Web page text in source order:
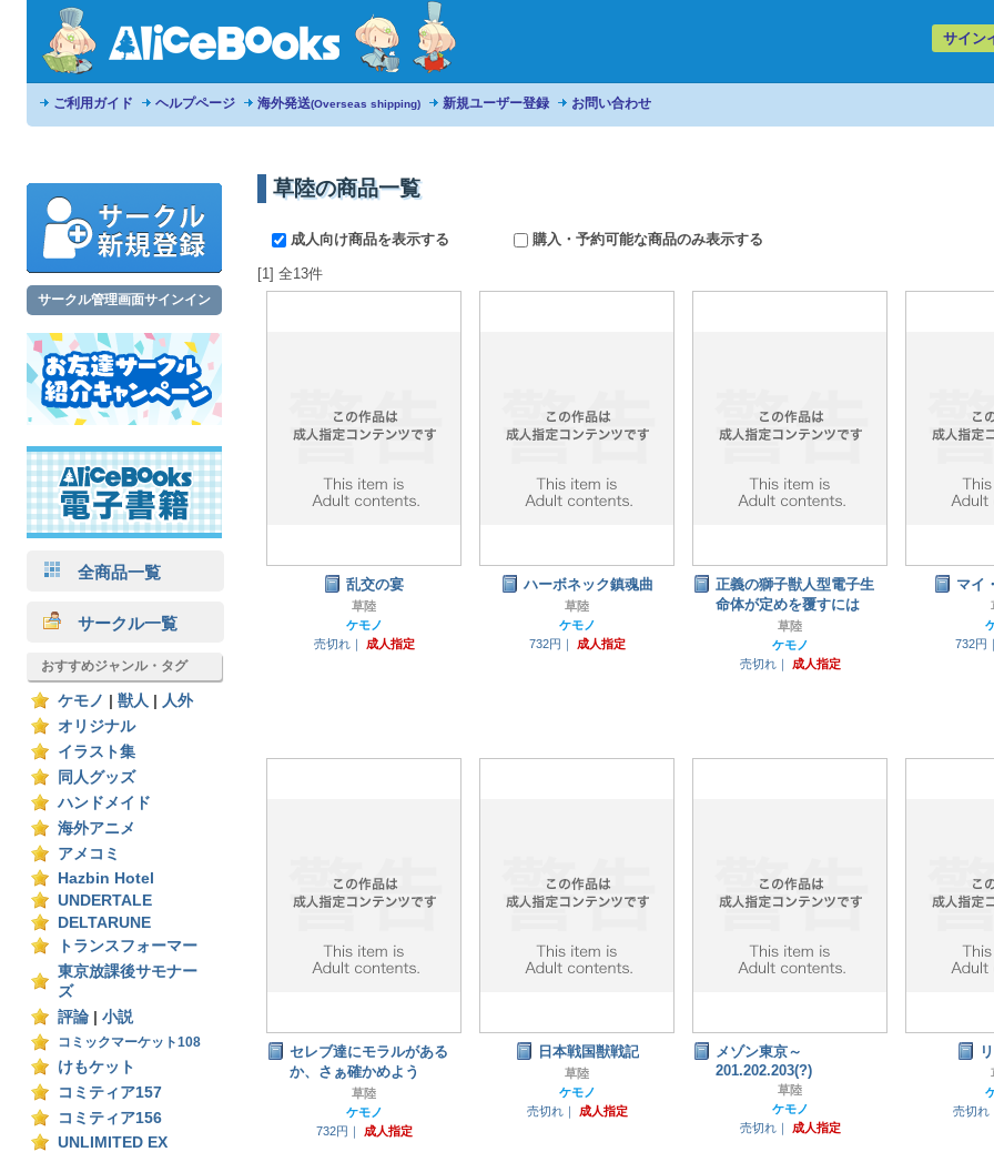
サイン
ご利用ガイド ヘルプページ 海外発送(Overseas shipping) 新規ユーザー登録 お問い合わせ
サークル管理画面サインイン
全商品一覧
サークル一覧
おすすめジャンル・タグ
ケモノ 獣人
人外
オリジナル
イラスト集
同人グッズ
ハンドメイド
海外アニメ
アメコミ
Hazbin Hotel
UNDERTALE
DELTARUNE
トランスフォーマー
東京放課後サモナー
ズ
評論
小説
コミックマーケット108
けもケット
コミティア157
コミティア156
UNLIMITED EX
草陸の商品一覧
成人向け商品を表示する 購入・予約可能な商品のみ表示する
[1] 全13件
乱交の宴
草陸
ケモノ
売切れ｜
成人指定
ハーボネック鎮魂曲
草陸
ケモノ
732円｜
成人指定
正義の獅子獣人型電子生
命体が定めを覆すには
草陸
ケモノ
売切れ｜
成人指定
マイ
732円｜
セレブ達にモラルがある
か、さぁ確かめよう
草陸
ケモノ
732円｜
成人指定
日本戦国獣戦記
草陸
ケモノ
売切れ｜
成人指定
メゾン東京～
201.202.203(?)
草陸
ケモノ
売切れ｜
成人指定
売切れ｜